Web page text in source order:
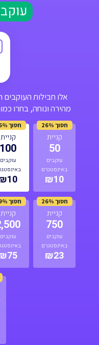
אלו חבילות
מהירה ונוחה, בחרו
קניית
50
עוקבים
באינסטגרם
₪10
חסוך 26%
קניית
100
עוקבים
חסוך 26%
קניית
750
עוקבים
באינסטגרם
₪23
חסוך 26%
קניית
עוקבים
חסוך 29%